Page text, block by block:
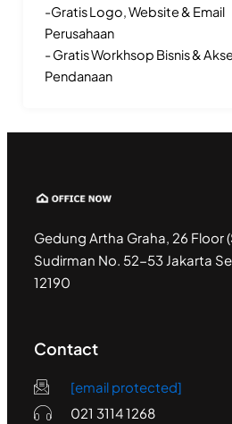
-Gratis Logo, Website & Email
Perusahaan
- Gratis Workhsop Bisnis &
Pendanaan
Gedung Artha Graha, 26 Floor
Sudirman No. 52-53 Jakarta
12190
Contact
[email protected]
021 3114 1268